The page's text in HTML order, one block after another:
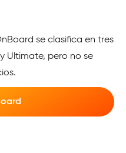
se clasifica en tres
Ultimate, pero no se